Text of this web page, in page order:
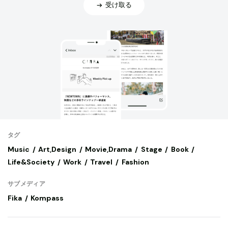
受け取る
タグ
Music Art,Design Movie,Drama Stage
Book
Life&Society
Work Travel Fashion
サブメディア
Fika Kompass